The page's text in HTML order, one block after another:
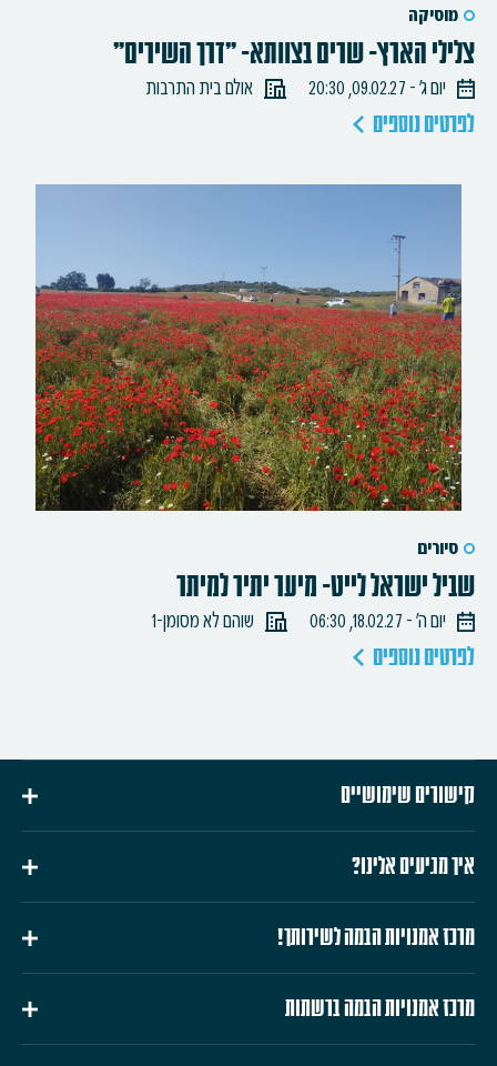
מוסיקה
צלילי הארץ- שרים בצוותא- "דרך השירים"
יום ג׳ - 09.02.27, 20:30 אולם בית התרבות
לפרטים נוספים
סיורים
שביל ישראל לייט- מיער יתיר למיתר
יום ה׳ - 18.02.27, 06:30 שוהם לא מסומן-1
לפרטים נוספים
קישורים שימושיים
איך מגיעים אלינו?
מרכז אמנויות הבמה לשירותך!
מרכז אמנויות הבמה ברשתות